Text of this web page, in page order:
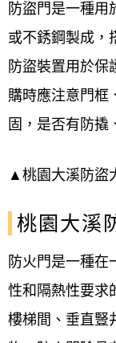
防盜門是一種用
或不銹鋼製成，
防盜裝置用於保
購時應注意門框
固，是否有防撬
▲ 桃園大溪 防盜
桃園大溪
防火門是一種在
性和隔熱性要求
樓梯間、垂直豎